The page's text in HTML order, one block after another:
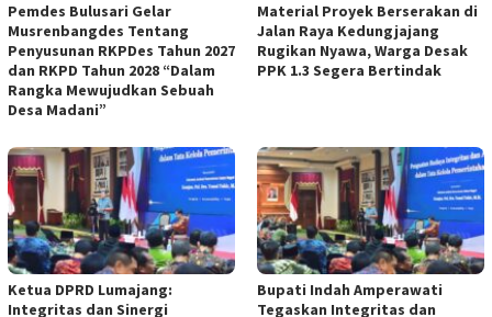
Pemdes Bulusari Gelar
Musrenbangdes Tentang
Penyusunan RKPDes Tahun 2027
dan RKPD Tahun 2028 “Dalam
Rangka Mewujudkan Sebuah
Desa Madani”
Material Proyek Berserakan di
Jalan Raya Kedungjajang
Rugikan Nyawa, Warga Desak
PPK 1.3 Segera Bertindak
Ketua DPRD Lumajang:
Integritas dan Sinergi
Bupati Indah Amperawati
Tegaskan Integritas dan